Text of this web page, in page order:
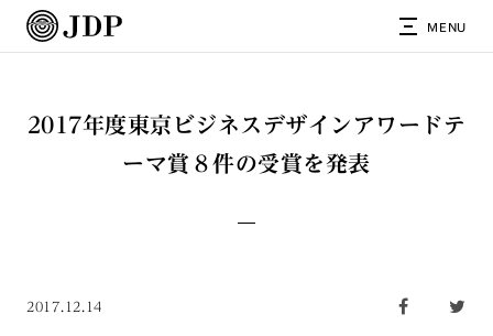
MENU
2017年度東京ビジネスデザインアワードテ
ーマ賞８件の受賞を発表
2017.12.14